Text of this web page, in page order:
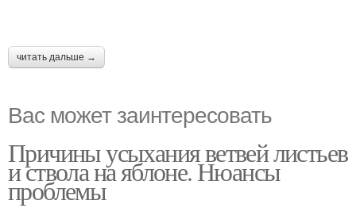
читать дальше →
Вас может заинтересовать
Причины усыхания ветвей листьев
и ствола на яблоне. Нюансы
проблемы